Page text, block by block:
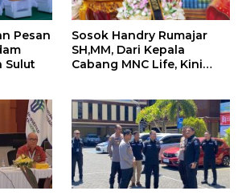
Pesan
Sulut
Sosok Handry Rumajar
SH,MM, Dari Kepala
Cabang MNC Life, Kini